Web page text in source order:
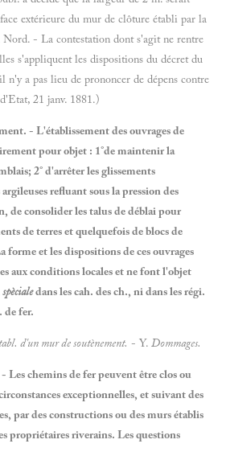
extérieure du mur de clôture établi par la
- La contestation dont s'agit ne rentre
s'appliquent les dispositions du décret du
n'y a pas lieu de prononcer de dépens contre
21 janv. 1881.)
- L'établissement des ouvrages de
pour objet : 1°de maintenirla
2°d'arrêter les glissements
refluant sous la pression des
de consolider les talus de déblai pour
de terres et quelquefois de blocs de
forme et les dispositions de ces ouvrages
aux conditions locales et ne font l'objet
spècialedans les cah. des ch., ni dans les régi.
de fer.
d'un mur de soutènement. - Y. Dommages.
- Les chemins de fer peuvent être clos ou
exceptionnelles, et suivant des
par des constructions ou des murs établis
propriétaires riverains. Les questions